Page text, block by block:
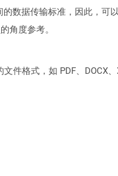
数据传输标准，因此，可
角度参考。
格式，如 PDF、DOCX